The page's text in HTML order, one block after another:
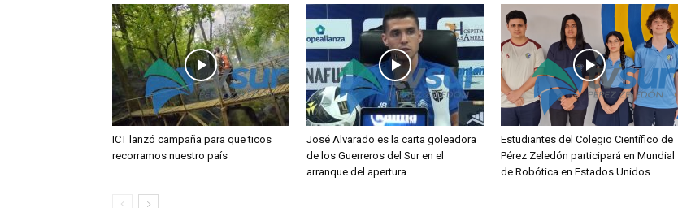
ICT lanzó campaña para que ticos
recorramos nuestro país
José Alvarado es la carta goleadora
de los Guerreros del Sur en el
arranque del apertura
Estudiantes del Colegio Científico de
Pérez Zeledón participará en Mundial
de Robótica en Estados Unidos